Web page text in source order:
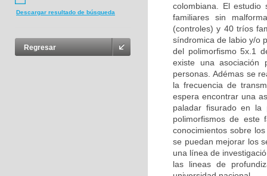
Descargar resultado de búsqueda
Regresar
colombiana. El
familiares sin
(controles) y 40 tríos
síndromica de labio y/o
del polimorfismo 5x.1
existe una asociación
personas. Adémas se
la frecuencia de
espera encontrar una
paladar fisurado en la
polimorfismos de este
conocimientos sobre
se puedan mejorar los
una línea de
las lineas de